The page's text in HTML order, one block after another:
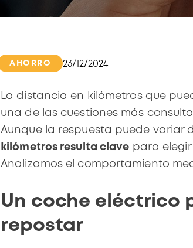
AHORRO 23/12/2024
La distancia en kilómetrosque
una de las cuestiones más
Aunque la respuesta puede variar
kilómetros resulta clave para
Analizamos el comportamiento
Un coche eléctrico
repostar